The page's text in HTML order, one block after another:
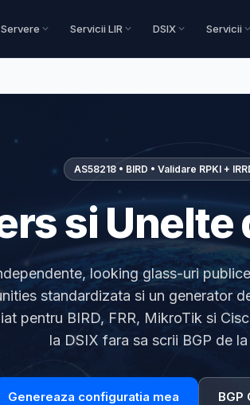
Servere Servicii LIR DSIX Servicii
AS58218 • BIRD • Validare RPKI +
si Unelte
looking glass-uri
standardizata si un generator
pentru BIRD, FRR, MikroTik si
la DSIX fara sa scrii BGP de
Genereaza configuratia mea BGP